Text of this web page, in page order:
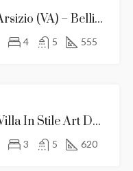
C.so XX Settembre, Busto Arsizio (VA) – Bellissima Villa Liberty Finemente Ristrutturata
4 5 555
Gallarate (VA) – Bellissima Villa In Stile Art Déco In Vendita
3 5 620